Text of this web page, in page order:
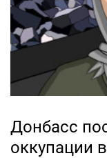
Донбасс
оккупации